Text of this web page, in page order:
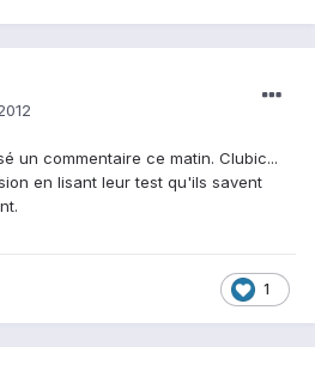
un commentaire ce matin. Clubic...
en lisant leur test qu'ils savent
1